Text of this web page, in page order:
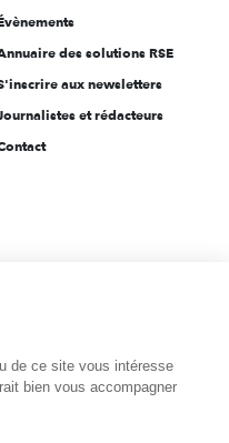
des solutions RSE
aux newsletters
et rédacteurs
pendant votre